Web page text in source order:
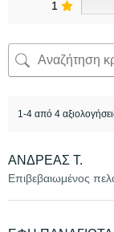
1
1-4 από 4
ΑΝΔΡΕΑΣ Τ.
Επιβεβαιωμένος